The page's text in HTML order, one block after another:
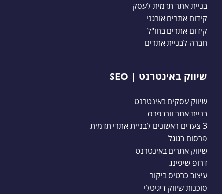
בניית אתר תדמית לעסק
קידום אתרים אורגני
קידום אתרים בחו"ל
חברה לבניית אתרים
שיווק באינטרנט | SEO
שיווק עסקים באינטרנט
בניית אתר וורדפרס
3 צעדים ראשונים לבניית אתרי תדמית
פרסום בגוגל
שיווק אתרים באינטרנט
דרופ שיפינג
עיצוב כרטיס ביקור
סוכנות שיווק דיגיטלי